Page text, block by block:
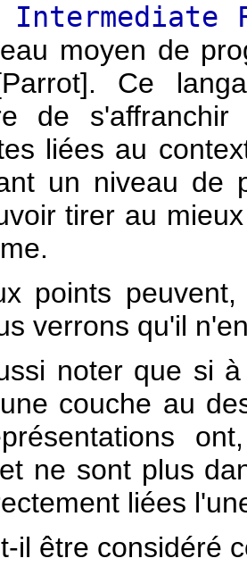
moyen de
Ce
de
liées au
un niveau de
tirer au
points
verrons qu'il
noter que si
couche au
ne sont plus
liées
il être considéré